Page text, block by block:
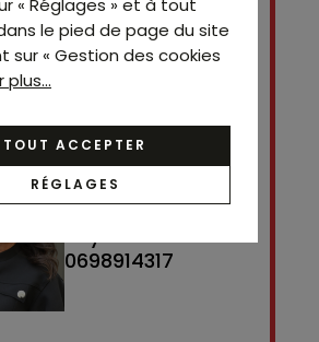
Contact
Charlotte
Veyrat
0698914317
le pied de page du site
sur « Gestion des cookies
plus...
TOUT ACCEPTER
RÉGLAGES